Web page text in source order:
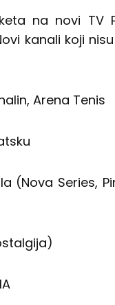
na novi TV
kanali koji
Arena Tenis
(Nova Series,